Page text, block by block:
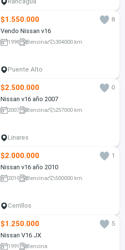
$1.550.000
8
Vendo Nissan v16
1998 Bencina 304000 km
Puente Alto
$2.500.000
0
Nissan v16 año 2007
2007 Bencina 257000 km
Linares
$2.000.000
1
Nissan v16 año 2010
2010 Bencina 500000 km
Cerrillos
$1.250.000
5
Nissan V16 JX
1991 Bencina